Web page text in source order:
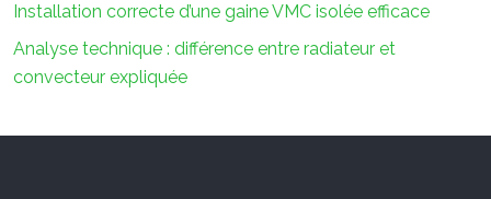
Installation correcte d’une gaine VMC isolée efficace
Analyse technique : différence entre radiateur et
convecteur expliquée